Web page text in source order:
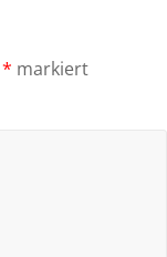
* markiert